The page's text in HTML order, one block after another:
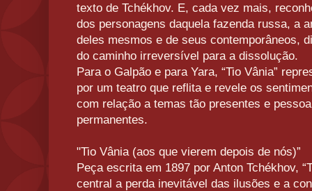
texto de Tchékhov. E, cada vez mais,
dos personagens daquela fazenda russa, a
deles mesmos e de seus contemporâneos,
do caminho irreversível para a dissolução.
Para o Galpão e para Yara, “Tio Vânia”
por um teatro que reflita e revele os
com relação a temas tão presentes e
permanentes.
"Tio Vânia (aos que vierem depois de nós)”
Peça escrita em 1897 por Anton Tchékhov,
central a perda inevitável das ilusões e a